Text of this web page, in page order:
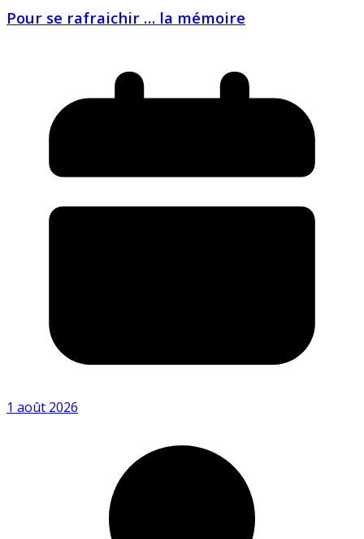
Pour se rafraichir … la mémoire
1 août 2026